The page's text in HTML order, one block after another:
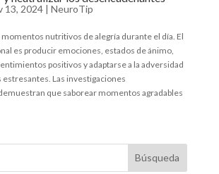
13, 2024| NeuroTip
nutritivos de alegría durante el día. El
es producir emociones, estados de ánimo,
positivos y adaptarse a la adversidad
estresantes. Las investigaciones
que saborear momentos agradables